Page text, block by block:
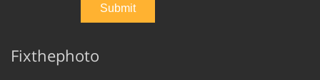
Fixthephoto